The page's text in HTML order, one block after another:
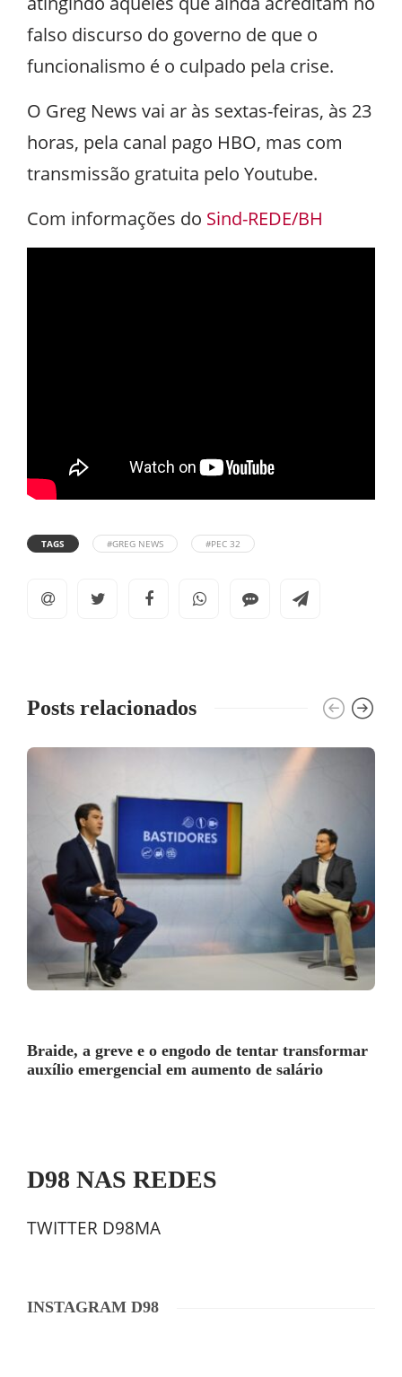
falso discurso do governo de que o
funcionalismo é o culpado pela crise.
O Greg News vai ar às sextas-feiras, às 23
horas, pela canal pago HBO, mas com
transmissão gratuita pelo Youtube.
Com informações do Sind-REDE/BH
TAGS #GREG NEWS #PEC 32
Posts relacionados
Braide, a greve e o engodo de tentar transformar
auxílio emergencial em aumento de salário
D98 NAS REDES
TWITTER D98MA
INSTAGRAM D98